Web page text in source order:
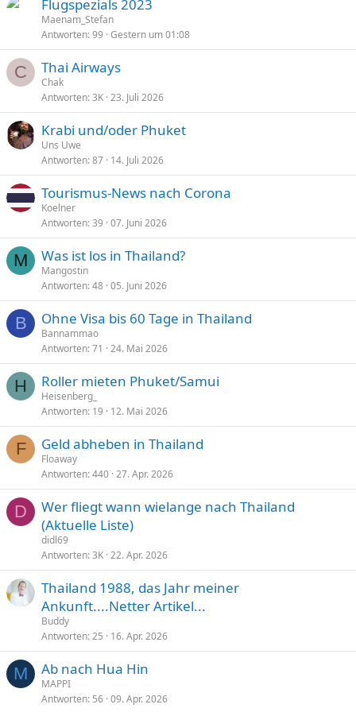
Flugspezials 2023
Maenam_Stefan
Antworten 99 Gestern um 01:08
C Thai Airways
Chak
Antworten 3K 23. Juli 2026
Krabi und/oder Phuket
Uns Uwe
Antworten 87 14. Juli 2026
Tourismus-News nach Corona
Koelner
Antworten 39 07. Juni 2026
M Was ist los in Thailand?
Mangostin
Antworten 48 05. Juni 2026
B Ohne Visa bis 60 Tage in Thailand
Bannammao
Antworten 71 24. Mai 2026
H Roller mieten Phuket/Samui
Heisenberg_
Antworten 19 12. Mai 2026
F Geld abheben in Thailand
Floaway
Antworten 440 27. Apr. 2026
D
Wer fliegt wann wielange nach Thailand
(Aktuelle Liste)
didl69
Antworten 3K 22. Apr. 2026
Thailand 1988, das Jahr meiner
Ankunft....Netter Artikel...
Buddy
Antworten 25 16. Apr. 2026
M Ab nach Hua Hin
MAPPI
Antworten 56 09. Apr. 2026